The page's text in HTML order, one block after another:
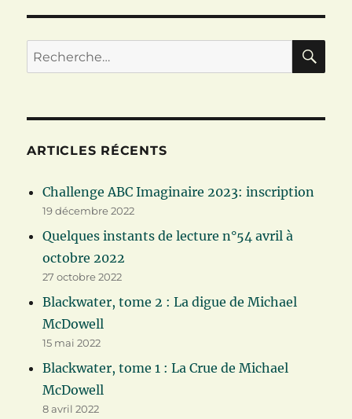
Recherche
pour :
ARTICLES RÉCENTS
Challenge ABC Imaginaire 2023: inscription
19 décembre 2022
Quelques instants de lecture n°54 avril à
octobre 2022
27 octobre 2022
Blackwater, tome 2 : La digue de Michael
McDowell
15 mai 2022
Blackwater, tome 1 : La Crue de Michael
McDowell
8 avril 2022